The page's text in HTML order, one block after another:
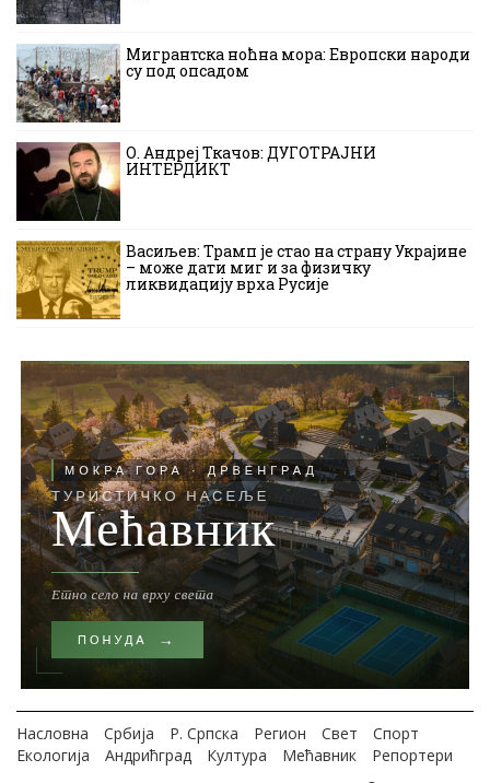
Мигрантска ноћна мора: Европски народи
су под опсадом
О. Андреј Ткачов: ДУГОТРАЈНИ
ИНТЕРДИКТ
Васиљев: Трамп је стао на страну Украјине
– може дати миг и за физичку
ликвидацију врха Русије
Насловна Србија Р. Српска Регион Свет
Спорт
Екологија
Андрићград Култура Мећавник
Репортери